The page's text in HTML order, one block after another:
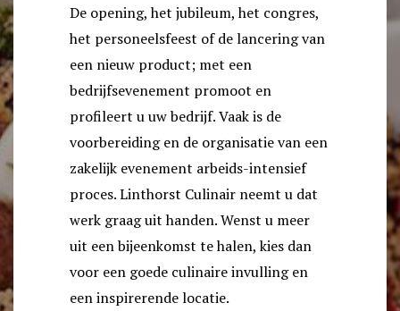
De opening, het jubileum, het congres,
het personeelsfeest of de lancering van
een nieuw product; met een
bedrijfsevenement promoot en
profileert u uw bedrijf. Vaak is de
voorbereiding en de organisatie van een
zakelijk evenement arbeids-intensief
proces. Linthorst Culinair neemt u dat
werk graag uit handen. Wenst u meer
uit een bijeenkomst te halen, kies dan
voor een goede culinaire invulling en
een inspirerende locatie.